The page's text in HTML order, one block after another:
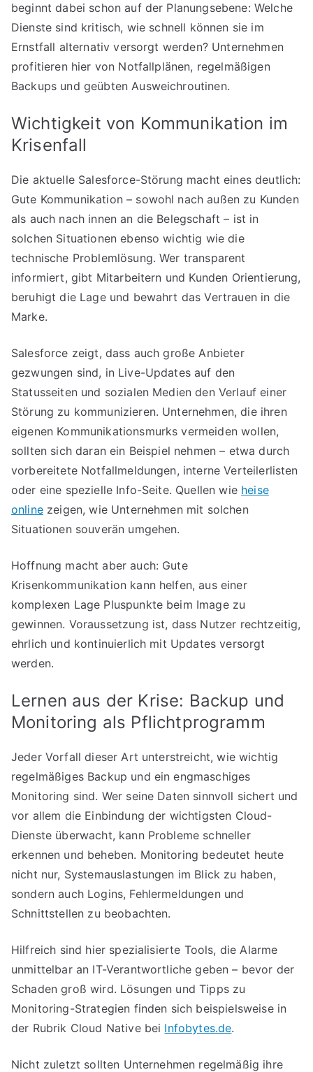
beginnt dabei schon auf der Planungsebene: Welche
Dienste sind kritisch, wie schnell können sie im
Ernstfall alternativ versorgt werden? Unternehmen
profitieren hier von Notfallplänen, regelmäßigen
Backups und geübten Ausweichroutinen.
Wichtigkeit von Kommunikation im
Krisenfall
Die aktuelle Salesforce-Störung macht eines deutlich:
Gute Kommunikation – sowohl nach außen zu Kunden
als auch nach innen an die Belegschaft – ist in
solchen Situationen ebenso wichtig wie die
technische Problemlösung. Wer transparent
informiert, gibt Mitarbeitern und Kunden Orientierung,
beruhigt die Lage und bewahrt das Vertrauen in die
Marke.
Salesforce zeigt, dass auch große Anbieter
gezwungen sind, in Live-Updates auf den
Statusseiten und sozialen Medien den Verlauf einer
Störung zu kommunizieren. Unternehmen, die ihren
eigenen Kommunikationsmurks vermeiden wollen,
sollten sich daran ein Beispiel nehmen – etwa durch
vorbereitete Notfallmeldungen, interne Verteilerlisten
oder eine spezielle Info-Seite. Quellen wie heise
onlinezeigen, wie Unternehmen mit solchen
Situationen souverän umgehen.
Hoffnung macht aber auch: Gute
Krisenkommunikation kann helfen, aus einer
komplexen Lage Pluspunkte beim Image zu
gewinnen. Voraussetzung ist, dass Nutzer rechtzeitig,
ehrlich und kontinuierlich mit Updates versorgt
werden.
Lernen aus der Krise: Backup und
Monitoring als Pflichtprogramm
Jeder Vorfall dieser Art unterstreicht, wie wichtig
regelmäßiges Backup und ein engmaschiges
Monitoring sind. Wer seine Daten sinnvoll sichert und
vor allem die Einbindung der wichtigsten Cloud-
Dienste überwacht, kann Probleme schneller
erkennen und beheben. Monitoring bedeutet heute
nicht nur, Systemauslastungen im Blick zu haben,
sondern auch Logins, Fehlermeldungen und
Schnittstellen zu beobachten.
Hilfreich sind hier spezialisierte Tools, die Alarme
unmittelbar an IT-Verantwortliche geben – bevor der
Schaden groß wird. Lösungen und Tipps zu
Monitoring-Strategien finden sich beispielsweise in
der Rubrik Cloud Native bei Infobytes.de.
Nicht zuletzt sollten Unternehmen regelmäßig ihre